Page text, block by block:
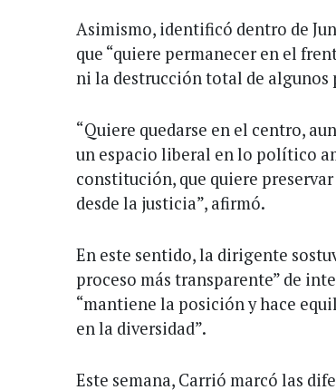
Asimismo, identificó dentro de
que “quiere permanecer en el
ni la destrucción total de
“Quiere quedarse en el centro,
un espacio liberal en lo político
constitución, que quiere
desde la justicia”, afirmó.
En este sentido, la dirigente
proceso más transparente” de
“mantiene la posición y hace
en la diversidad”.
Este semana, Carrió marcó las